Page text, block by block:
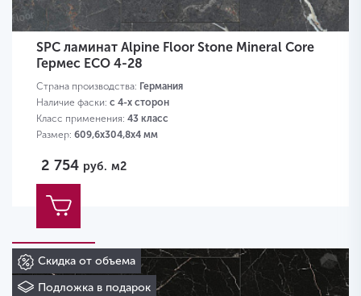
SPC ламинат Alpine Floor Stone Mineral Core
Гермес ЕСО 4-28
Страна производства: Германия
Наличие фаски: с 4-х сторон
Класс применения: 43 класс
Размер: 609,6х304,8х4 мм
2 754 руб. м2
Скидка от объема
Подложка в подарок